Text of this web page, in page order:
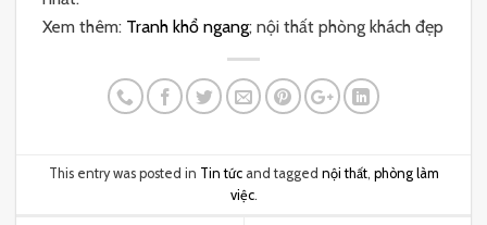
Xem thêm: Tranh khổ ngang; nội thất phòng khách đẹp
This entry was posted in Tin tứcand tagged nội thất, phòng làm
việc.